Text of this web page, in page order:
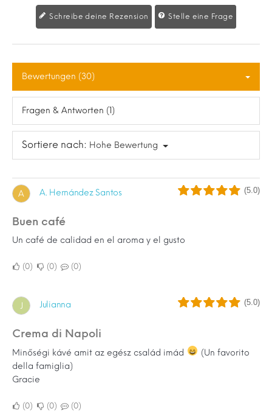
Schreibe deine Rezension Stelle eine Frage
Bewertungen (30)
Fragen & Antworten (1)
Sortiere nach: Hohe Bewertung
A A. Hernández Santos (5.0)
Buen café
Un café de calidad en el aroma y el gusto
0 0 0
J Julianna (5.0)
Crema di Napoli
Minőségi kávé amit az egész család imád
(Un favorito
della famiglia)
Gracie
0 0 0